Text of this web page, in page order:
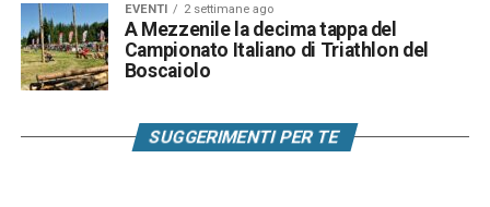
EVENTI 2 settimane ago
A Mezzenile la decima tappa del
Campionato Italiano di Triathlon del
Boscaiolo
SUGGERIMENTI PER TE